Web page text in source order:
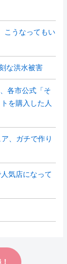
こうなってもい
な洪水被害
各市公式「そ
を購入した人
、ガチで作り
気店になって